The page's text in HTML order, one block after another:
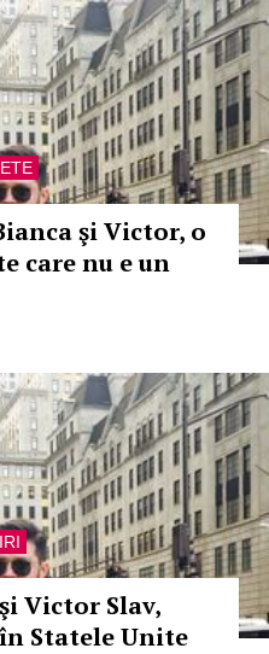
şi Victor, o
care nu e un
Victor Slav,
Statele Unite